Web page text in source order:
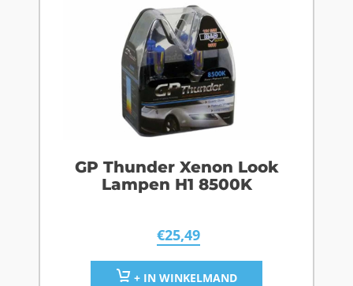
GP Thunder Xenon Look
Lampen H1 8500K
€25,49
+ IN WINKELMAND